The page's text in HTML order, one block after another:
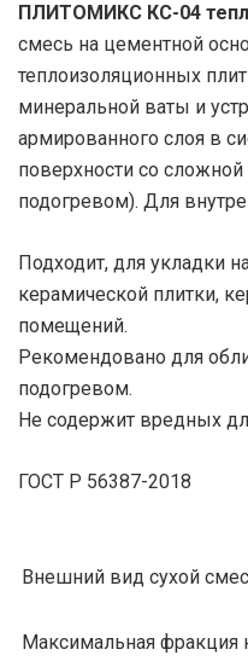
ПЛИТОМИКС КС-04
смесь на цементной
теплоизоляционных
минеральной ваты и
армированного слоя в
поверхности со
подогревом). Для
Подходит, для укладки
керамической плитки,
помещений.
Рекомендовано для
подогревом.
Не содержит вредных
ГОСТ Р 56387-2018
Внешний вид сухой
Максимальная фракция